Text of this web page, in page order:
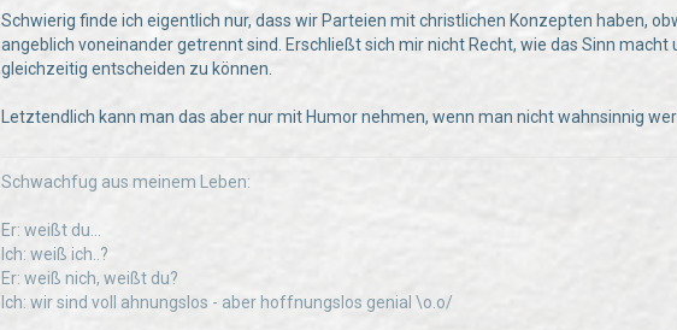
Schwierig finde ich eigentlich nur, dass wir Parteien mit christlichen Konzepten haben,
angeblich voneinander getrennt sind. Erschließt sich mir nicht Recht, wie das Sinn
gleichzeitig entscheiden zu können.
Letztendlich kann man das aber nur mit Humor nehmen, wenn man nicht wahnsinnig
Schwachfug aus meinem Leben:
Er: weißt du...
Ich: weiß ich..?
Er: weiß nich, weißt du?
Ich: wir sind voll ahnungslos - aber hoffnungslos genial \o.o/